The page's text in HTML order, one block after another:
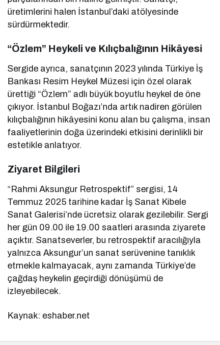
üretimlerini halen İstanbul’daki atölyesinde
sürdürmektedir.
“Özlem” Heykeli ve Kılıçbalığının Hikâyesi
Sergide ayrıca, sanatçının 2023 yılında Türkiye İş
Bankası Resim Heykel Müzesi için özel olarak
ürettiği “Özlem” adlı büyük boyutlu heykel de öne
çıkıyor. İstanbul Boğazı’nda artık nadiren görülen
kılıçbalığının hikâyesini konu alan bu çalışma, insan
faaliyetlerinin doğa üzerindeki etkisini derinlikli bir
estetikle anlatıyor.
Ziyaret Bilgileri
“Rahmi Aksungur Retrospektif” sergisi, 14
Temmuz 2025 tarihine kadar İş Sanat Kibele
Sanat Galerisi’nde ücretsiz olarak gezilebilir. Sergi
her gün 09.00 ile 19.00 saatleri arasında ziyarete
açıktır. Sanatseverler, bu retrospektif aracılığıyla
yalnızca Aksungur’un sanat serüvenine tanıklık
etmekle kalmayacak, aynı zamanda Türkiye’de
çağdaş heykelin geçirdiği dönüşümü de
izleyebilecek.
Kaynak: eshaber.net